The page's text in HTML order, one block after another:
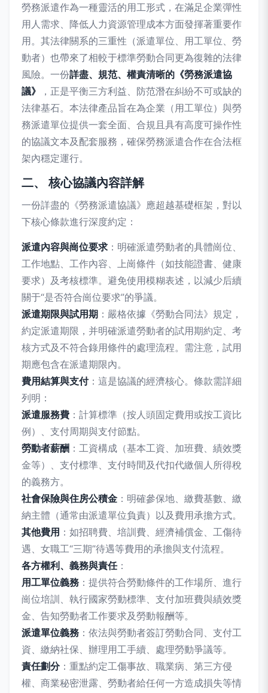
勞務派遣作為一種靈活的用工形式，在滿足企業彈性
用人需求、降低人力資源管理成本方面發揮著重要作
用。其法律關系的三重性（派遣單位、用工單位、勞
動者）也帶來了相較于標準勞動合同更為復雜的法律
風險。一份詳盡、規范、權責清晰的《勞務派遣協
議》
，正是平衡三方利益、防范潛在糾紛不可或缺的
法律基石。本法律產品旨在為企業（用工單位）與勞
務派遣單位提供一套全面、合規且具有高度可操作性
的協議文本及配套服務，確保勞務派遣合作在合法框
架內穩定運行。
二、 核心協議內容詳解
一份詳盡的《勞務派遣協議》應超越基礎框架，對以
下核心條款進行深度約定：
派遣內容與崗位要求 ：明確派遣勞動者的具體崗位、
工作地點、工作內容、上崗條件（如技能證書、健康
要求）及考核標準。避免使用模糊表述，以減少后續
關于“是否符合崗位要求”的爭議。
派遣期限與試用期 ：嚴格依據《勞動合同法》規定，
約定派遣期限，并明確派遣勞動者的試用期約定、考
核方式及不符合錄用條件的處理流程。需注意，試用
期應包含在派遣期限內。
費用結算與支付：這是協議的經濟核心。條款需詳細
列明：
派遣服務費 ：計算標準（按人頭固定費用或按工資比
例）、支付周期與支付節點。
勞動者薪酬 ：工資構成（基本工資、加班費、績效獎
金等）、支付標準、支付時間及代扣代繳個人所得稅
的義務方。
社會保險與住房公積金 ：明確參保地、繳費基數、繳
納主體（通常由派遣單位負責）以及費用承擔方式。
其他費用 ：如招聘費、培訓費、經濟補償金、工傷待
遇、女職工“三期”待遇等費用的承擔與支付流程。
各方權利、義務與責任：
用工單位義務 ：提供符合勞動條件的工作場所、進行
崗位培訓、執行國家勞動標準、支付加班費與績效獎
金、告知勞動者工作要求及勞動報酬等。
派遣單位義務 ：依法與勞動者簽訂勞動合同、支付工
資、繳納社保、辦理用工手續、處理勞動爭議等。
責任劃分：重點約定工傷事故、職業病、第三方侵
權、商業秘密泄露、勞動者給任何一方造成損失等情